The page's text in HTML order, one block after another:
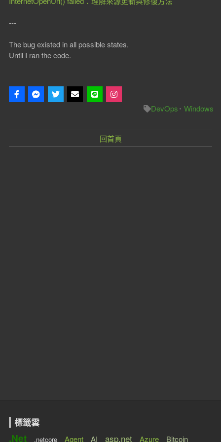
---
The bug existed in all possible states.
Until I ran the code.
DevOps Windows
回首頁
標籤雲
.Net .netcore Agent AI asp.net Azure Bitcoin